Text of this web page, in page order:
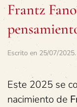
Frantz
Escrito en 25/07/2025
Este 2025 se
nacimiento de